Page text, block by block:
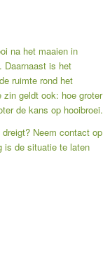
na het maaien in
Daarnaast is het
ruimte rond het
zin geldt ook: hoe groter
de kans op hooibroei.
Neem contact op
is de situatie te laten